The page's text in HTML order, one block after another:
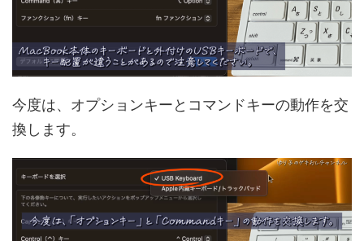
今度は、オプションキーとコマンドキーの動作を交
換します。